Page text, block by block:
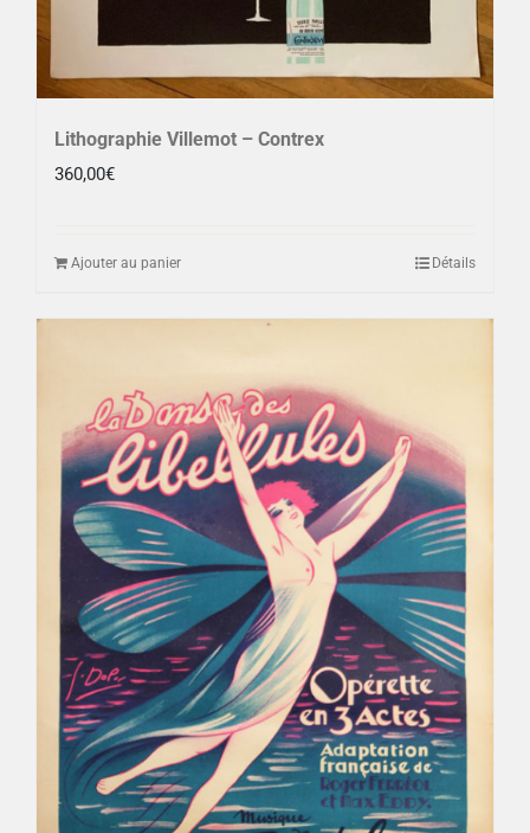
Lithographie Villemot – Contrex
360,00€
Ajouter au panier Détails